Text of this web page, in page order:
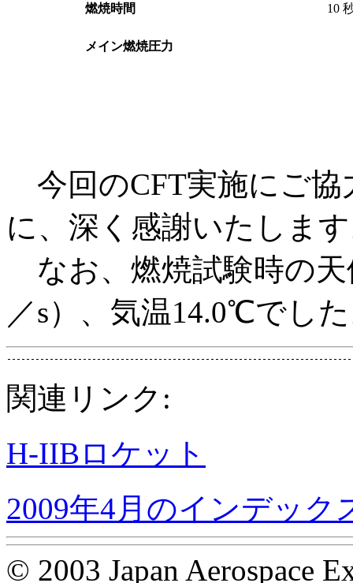
燃焼時間
10
メイン燃焼圧力
今回のCFT実施にご協
に、深く感謝いたしま
なお、燃焼試験時の天
／s）、気温14.0℃でし
関連リンク:
H-IIBロケット
2009年4月のインデック
© 2003 Japan Aerospace